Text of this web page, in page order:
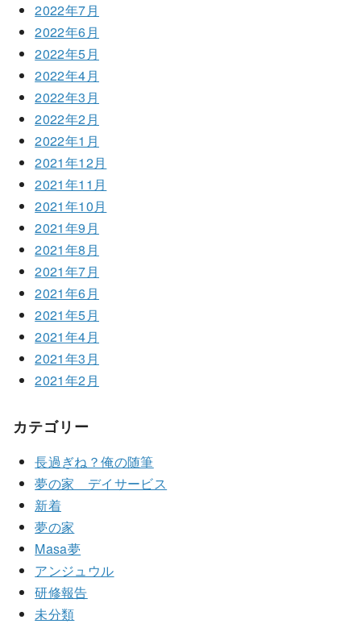
2022年7月
2022年6月
2022年5月
2022年4月
2022年3月
2022年2月
2022年1月
2021年12月
2021年11月
2021年10月
2021年9月
2021年8月
2021年7月
2021年6月
2021年5月
2021年4月
2021年3月
2021年2月
カテゴリー
長過ぎね？俺の随筆
夢の家 デイサービス
新着
夢の家
Masa夢
アンジュウル
研修報告
未分類